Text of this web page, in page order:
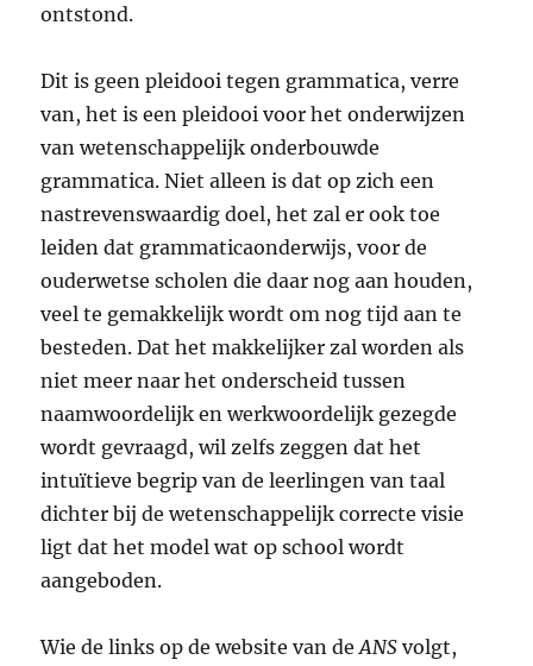
ontstond.
Dit is geen pleidooi tegen grammatica, verre
van, het is een pleidooi voor het onderwijzen
van wetenschappelijk onderbouwde
grammatica. Niet alleen is dat op zich een
nastrevenswaardig doel, het zal er ook toe
leiden dat grammaticaonderwijs, voor de
ouderwetse scholen die daar nog aan houden,
veel te gemakkelijk wordt om nog tijd aan te
besteden. Dat het makkelijker zal worden als
niet meer naar het onderscheid tussen
naamwoordelijk en werkwoordelijk gezegde
wordt gevraagd, wil zelfs zeggen dat het
intuïtieve begrip van de leerlingen van taal
dichter bij de wetenschappelijk correcte visie
ligt dat het model wat op school wordt
aangeboden.
Wie de links op de website van deANS volgt,